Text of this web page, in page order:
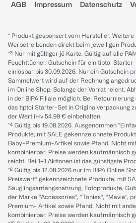
AGB Impressum Datenschutz
* Produkt gesponsert vom Hersteller.
Werbetreibenden direkt beim jeweiligen
*³ Nur mit gültiger jö Karte. Gültig auf alle
Feuchttücher. Gutschein für ein tiptoi
einlösbar bis 30.09.2026. Nur ein Gutschein
Sammelwert wird auf der Rechnung
im Online Shop. Solange der Vorrat reicht.
in der BIPA Filiale möglich. Bei
das tiptoi Starter-Set in Originalverpackung
der Wert iHv 54.99 € einbehalten.
*⁴ Gültig bis 19.08.2026. Ausgenommen
Produkte, mit SALE gekennzeichnete
Baby-Premium-Artikel sowie Pfand. Nicht
kombinierbar. Preise werden kaufmännisch
reicht. Bei 1+1 Aktionen ist das günstigste
*⁸ Gültig bis 12.08.2026 nur im BIPA Online
Preiswert“ gekennzeichnete Produkte, mit
Säuglingsanfangsnahrung, Fotoprodukte,
der Marke “Accessories“, “Tonies“, “Mavie“,
Premium- Artikel sowie Pfand. Nicht mit
kombinierbar. Preise werden kaufmännisch